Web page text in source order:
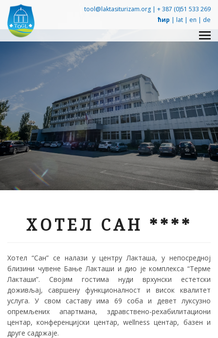
tool@laktasiturizam.org | + 387 (0)51 533 269
ћир | lat | en | de
ХОТЕЛ САН ****
Хотел “Сан” се налази у центру Лакташа, у непосредној
близини чувене Бање Лакташи и дио је комплекса “Терме
Лакташи”. Својим гостима нуди врхунски естетски
доживљај, савршену функционалност и висок квалитет
услуга. У свом саставу има 69 соба и девет луксузно
опремљених апартмана, здравствено-рехабилитациони
центар, конференцијски центар, wellness центар, базен и
друге садржаје.